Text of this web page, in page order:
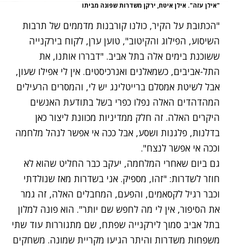
"אילן עזה". אילן איטח, ירקן משדרות שפונה מביתו
"הכתובת על הקיר, כולנו קורבנות מדממים של תרבות
השיסוע, הפילוג והקיטוב", טוען ערן, לקוח בירקנייה
ששוכנת בימים אלה בתל אביב. "דבררו אותנו, את
התל-אביבים, כשמאלנים ואנרכיסטים. אין לי אפילו שעון,
אבל לשיטת אמסלם ברייטלינג יש לי, והמסרים הרעילים
המהדהדים האלה נפלו כפרי בשל בתודעת האנשים
היקרים האלה. זה חלק ממדיניות מכוונת ליצור כאן
בדלנות, פלגנות ושסע, אבל ככה אי אפשר לנהל מלחמה
וככה אי אפשר לנצח".
גם ביום שאחרי המלחמה, יעקב כבר החליט שהוא לא
חוזר לשדרות: "זהו, מספיק. אני בשדרות מאז שנולדתי
וכבר רגיל לקסאמים, והפעם, המחבלים האלה, זה גמר
את הסיפור, אין לי מה לחפש שם יותר". הוא פונה למלון
בתל אביב סמוך לירקנייה שפתח, שם מתגוררות עוד שתי
משפחות משדרות והיתר הגיעו מקריית שמונה. משחקים